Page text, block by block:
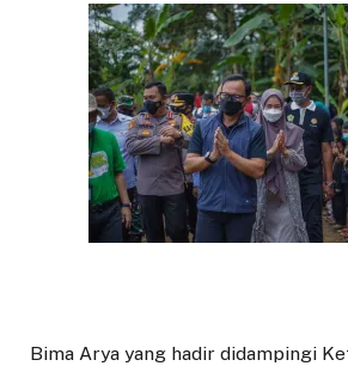
Bima Arya yang hadir didampingi